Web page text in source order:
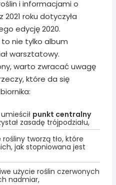
i informacjami o
roku dotyczyła
edycję 2020.
nie tylko album
warsztatowy.
warto zwracać uwagę
które da się
punkt centralny
zasadę trójpodziału,
tworzą tło, które
jak stopniowana jest
użycie roślin czerwonych
nadmiar,